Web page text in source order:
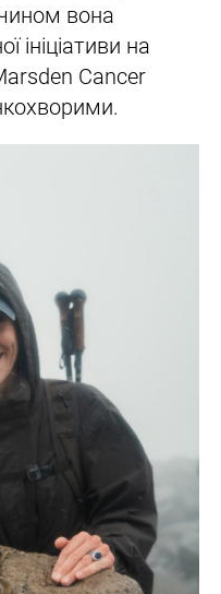
вона
ініціативи на
Cancer